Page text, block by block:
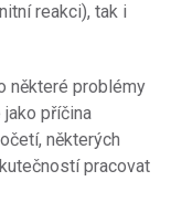
reakci), tak i
některé problémy
jako příčina
některých
pracovat